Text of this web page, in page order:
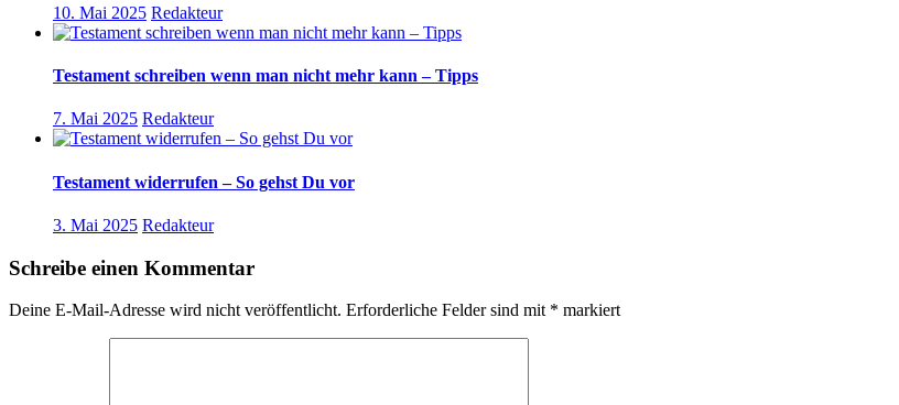
10. Mai 2025 Redakteur
Testament schreiben wenn man nicht mehr kann – Tipps
7. Mai 2025 Redakteur
Testament widerrufen – So gehst Du vor
3. Mai 2025 Redakteur
Schreibe einen Kommentar
Deine E-Mail-Adresse wird nicht veröffentlicht. Erforderliche Felder sind mit * markiert